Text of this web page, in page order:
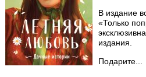
В издание
«Только
издания.
Подарите...